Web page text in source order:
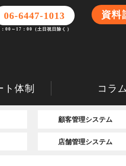
06-6447-1013
00～17：00（土日祝日除く）
資料
ト体制 コラム
顧客管理システム
店舗管理システム